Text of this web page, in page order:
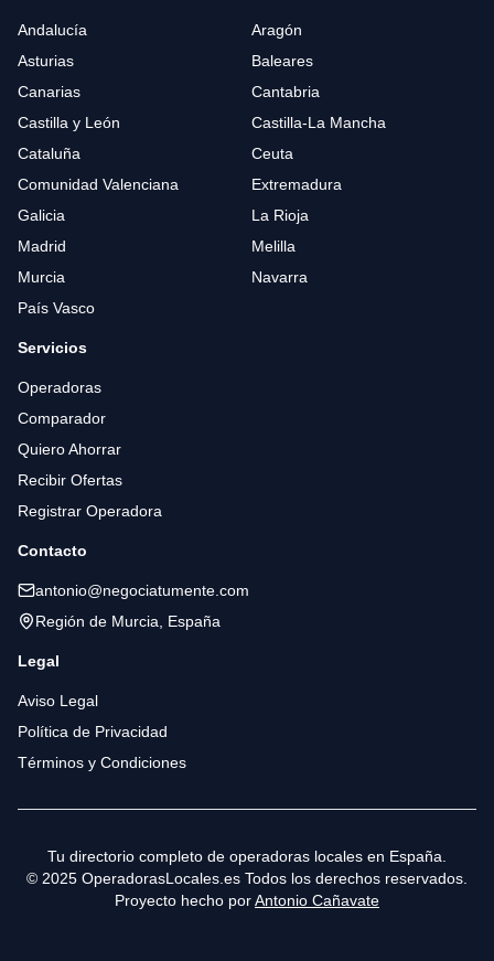
Andalucía
Aragón
Asturias
Baleares
Canarias
Cantabria
Castilla y León
Castilla-La Mancha
Cataluña
Ceuta
Comunidad Valenciana
Extremadura
Galicia
La Rioja
Madrid
Melilla
Murcia
Navarra
País Vasco
Servicios
Operadoras
Comparador
Quiero Ahorrar
Recibir Ofertas
Registrar Operadora
Contacto
antonio@negociatumente.com
Región de Murcia, España
Legal
Aviso Legal
Política de Privacidad
Términos y Condiciones
Tu directorio completo de operadoras locales en España.
© 2025 OperadorasLocales.es Todos los derechos reservados.
Proyecto hecho porAntonio Cañavate